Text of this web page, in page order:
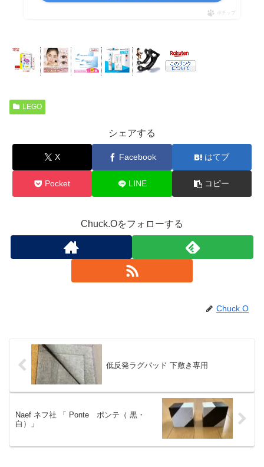
ポチップ
LEGO
シェアする
X Facebook はてブ
Pocket LINE コピー
Chuck.Oをフォローする
Chuck.O
低反発ラグパッド 下敷き専用
Naef ネフ社 「 Ponte ポンテ（ 黒・
白）」